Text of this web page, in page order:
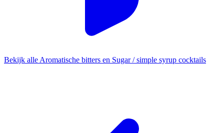
Bekijk alle Aromatische bitters en Sugar / simple syrup cocktails